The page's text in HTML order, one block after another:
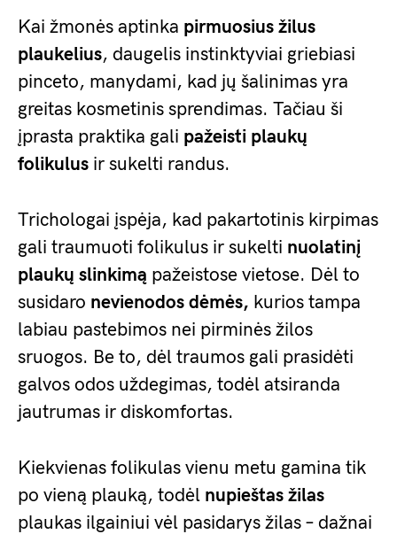
Kai žmonės aptinka pirmuosius žilus
plaukelius, daugelis instinktyviai griebiasi
pinceto, manydami, kad jų šalinimas yra
greitas kosmetinis sprendimas. Tačiau ši
įprasta praktika gali pažeisti plaukų
folikulus ir sukelti randus.
Trichologai įspėja, kad pakartotinis kirpimas
gali traumuoti folikulus ir sukelti nuolatinį
plaukų slinkimą pažeistose vietose. Dėl to
susidaro nevienodos dėmės, kurios tampa
labiau pastebimos nei pirminės žilos
sruogos. Be to, dėl traumos gali prasidėti
galvos odos uždegimas, todėl atsiranda
jautrumas ir diskomfortas.
Kiekvienas folikulas vienu metu gamina tik
po vieną plauką, todėl nupieštas žilas
plaukas ilgainiui vėl pasidarys žilas – dažnai